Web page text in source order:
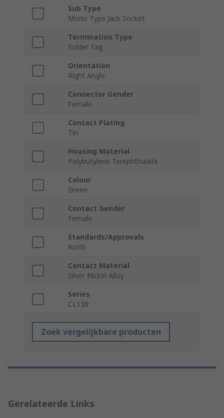
Sub Type
Mono Type Jack Socket
Termination Type
Solder Tag
Orientation
Right Angle
Connector Gender
Female
Contact Plating
Tin
Housing Material
Polybutylene Terephthalate
Colour
Green
Contact Gender
Female
Standards/Approvals
RoHS
Contact Material
Silver Nickel Alloy
Series
CL138
Zoek vergelijkbare producten
Gerelateerde Links